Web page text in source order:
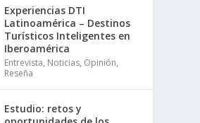
Experiencias DTI
Latinoamérica – Destinos
Turísticos Inteligentes en
Iberoamérica
Entrevista, Noticias, Opinión,
Reseña
Estudio: retos y